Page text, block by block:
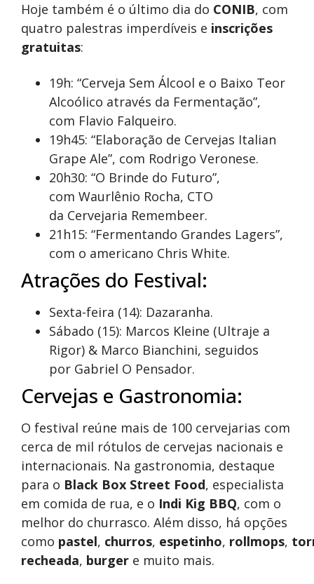
Hoje também é o último dia do CONIB, com
quatro palestras imperdíveis e inscrições
gratuitas:
19h: “Cerveja Sem Álcool e o Baixo Teor
Alcoólico através da Fermentação”,
com Flavio Falqueiro.
19h45: “Elaboração de Cervejas Italian
Grape Ale”, com Rodrigo Veronese.
20h30: “O Brinde do Futuro”,
com Waurlênio Rocha, CTO
da Cervejaria Remembeer.
21h15: “Fermentando Grandes Lagers”,
com o americano Chris White.
Atrações do Festival:
Sexta-feira (14): Dazaranha.
Sábado (15): Marcos Kleine (Ultraje a
Rigor) & Marco Bianchini, seguidos
por Gabriel O Pensador.
Cervejas e Gastronomia:
O festival reúne mais de 100 cervejarias com
cerca de mil rótulos de cervejas nacionais e
internacionais. Na gastronomia, destaque
para o Black Box Street Food, especialista
em comida de rua, e o Indi Kig BBQ, com o
melhor do churrasco. Além disso, há opções
como pastel, churros, espetinho, rollmops,
recheada, burger e muito mais.